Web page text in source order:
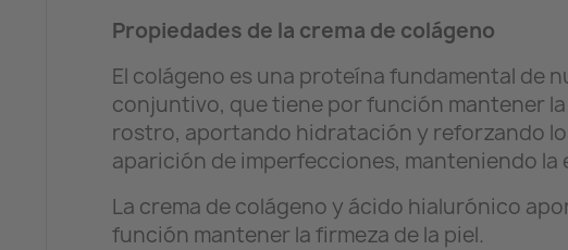
Propiedades de la crema de colágeno
El colágeno es una proteína fundamental de
conjuntivo, que tiene por función mantener
rostro, aportando hidratación y reforzando
aparición de imperfecciones, manteniendo
La crema de colágeno y ácido hialurónico
función mantener la firmeza de la piel.